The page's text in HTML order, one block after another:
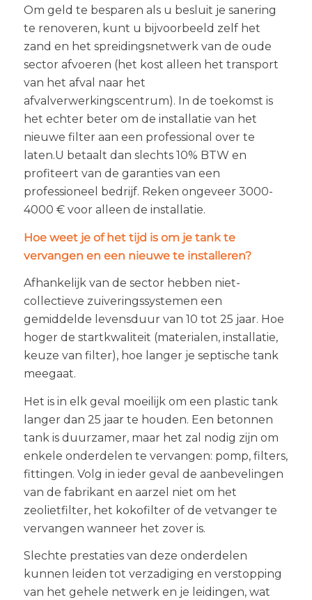
Om geld te besparen als u besluit je sanering
te renoveren, kunt u bijvoorbeeld zelf het
zand en het spreidingsnetwerk van de oude
sector afvoeren (het kost alleen het transport
van het afval naar het
afvalverwerkingscentrum). In de toekomst is
het echter beter om de installatie van het
nieuwe filter aan een professional over te
laten.U betaalt dan slechts 10% BTW en
profiteert van de garanties van een
professioneel bedrijf. Reken ongeveer 3000-
4000 € voor alleen de installatie.
Hoe weet je of het tijd is om je tank te
vervangen en een nieuwe te installeren?
Afhankelijk van de sector hebben niet-
collectieve zuiveringssystemen een
gemiddelde levensduur van 10 tot 25 jaar. Hoe
hoger de startkwaliteit (materialen, installatie,
keuze van filter), hoe langer je septische tank
meegaat.
Het is in elk geval moeilijk om een plastic tank
langer dan 25 jaar te houden. Een betonnen
tank is duurzamer, maar het zal nodig zijn om
enkele onderdelen te vervangen: pomp, filters,
fittingen. Volg in ieder geval de aanbevelingen
van de fabrikant en aarzel niet om het
zeolietfilter, het kokofilter of de vetvanger te
vervangen wanneer het zover is.
Slechte prestaties van deze onderdelen
kunnen leiden tot verzadiging en verstopping
van het gehele netwerk en je leidingen, wat